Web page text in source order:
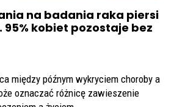
na badania raka piersi
95% kobiet pozostaje bez
między późnym wykryciem choroby a
oznaczać różnicę zawieszenie